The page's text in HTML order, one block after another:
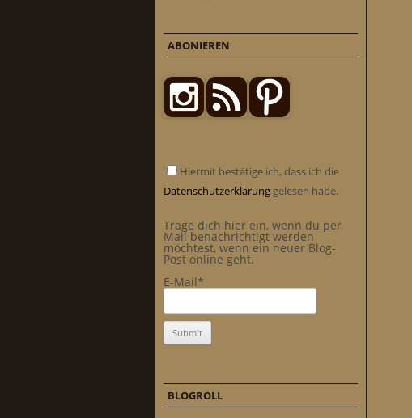
ABONIEREN
Hiermit bestätige ich, dass ich die
Datenschutzerklärung gelesen habe.
Trage dich hier ein, wenn du per
Mail benachrichtigt werden
möchtest, wenn ein neuer Blog-
Post online geht.
E-Mail*
BLOGROLL